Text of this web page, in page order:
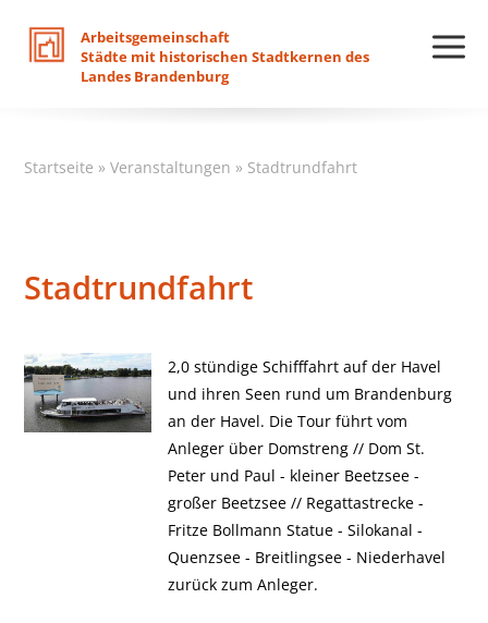
Arbeitsgemeinschaft
Städte mit historischen Stadtkernen des
Landes Brandenburg
Startseite »Veranstaltungen » Stadtrundfahrt
Stadtrundfahrt
2,0 stündige Schifffahrt auf der Havel
und ihren Seen rund um Brandenburg
an der Havel. Die Tour führt vom
Anleger über Domstreng // Dom St.
Peter und Paul - kleiner Beetzsee -
großer Beetzsee // Regattastrecke -
Fritze Bollmann Statue - Silokanal -
Quenzsee - Breitlingsee - Niederhavel
zurück zum Anleger.